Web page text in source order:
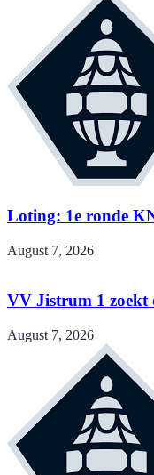
Loting: 1e ronde
August 7, 2026
VV Jistrum 1 zoekt
August 7, 2026